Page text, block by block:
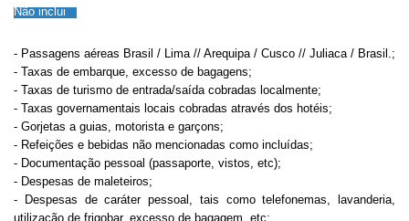
Não inclui
- Passagens aéreas Brasil / Lima // Arequipa / Cusco // Juliaca / Brasil.;
- Taxas de embarque, excesso de bagagens;
- Taxas de turismo de entrada/saída cobradas localmente;
- Taxas governamentais locais cobradas através dos hotéis;
- Gorjetas a guias, motorista e garçons;
- Refeições e bebidas não mencionadas como incluídas;
- Documentação pessoal (passaporte, vistos, etc);
- Despesas de maleteiros;
- Despesas de caráter pessoal, tais como telefonemas, lavanderia,
utilização de frigobar, excesso de bagagem, etc;